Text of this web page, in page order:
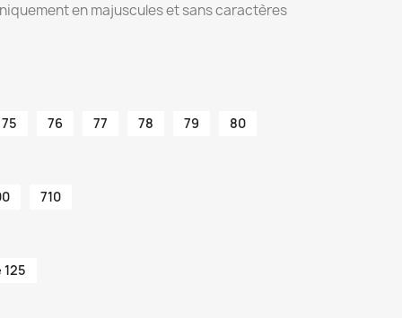
en majuscules et sans caractères
75 76 77 78 79 80
710